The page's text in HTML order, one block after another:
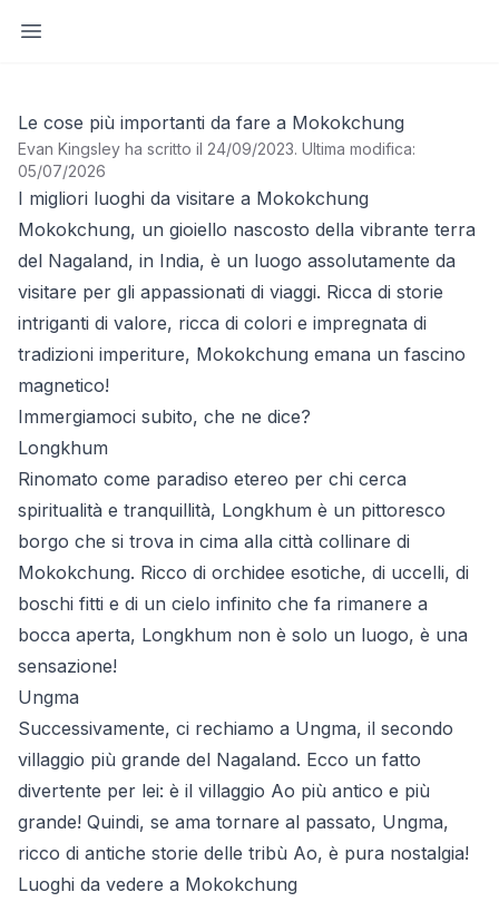
Apri barra laterale
Le cose più importanti da fare a Mokokchung
Evan Kingsley ha scritto il 24/09/2023. Ultima modifica:
05/07/2026
I migliori luoghi da visitare a Mokokchung
Mokokchung, un gioiello nascosto della vibrante terra
del Nagaland, in India, è un luogo assolutamente da
visitare per gli appassionati di viaggi. Ricca di storie
intriganti di valore, ricca di colori e impregnata di
tradizioni imperiture, Mokokchung emana un fascino
magnetico!
Immergiamoci subito, che ne dice?
Longkhum
Rinomato come paradiso etereo per chi cerca
spiritualità e tranquillità, Longkhum è un pittoresco
borgo che si trova in cima alla città collinare di
Mokokchung. Ricco di orchidee esotiche, di uccelli, di
boschi fitti e di un cielo infinito che fa rimanere a
bocca aperta, Longkhum non è solo un luogo, è una
sensazione!
Ungma
Successivamente, ci rechiamo a Ungma, il secondo
villaggio più grande del Nagaland. Ecco un fatto
divertente per lei: è il villaggio Ao più antico e più
grande! Quindi, se ama tornare al passato, Ungma,
ricco di antiche storie delle tribù Ao, è pura nostalgia!
Luoghi da vedere a Mokokchung